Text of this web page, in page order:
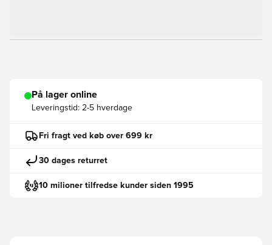
På lager online
Leveringstid: 2-5 hverdage
Fri fragt ved køb over 699 kr
30 dages returret
10 milioner tilfredse kunder siden 1995